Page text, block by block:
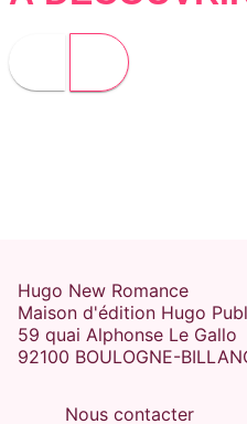
Hugo New Romance
Maison d'édition Hugo
59 quai Alphonse Le Gallo
92100 BOULOGNE-
Nous contacter